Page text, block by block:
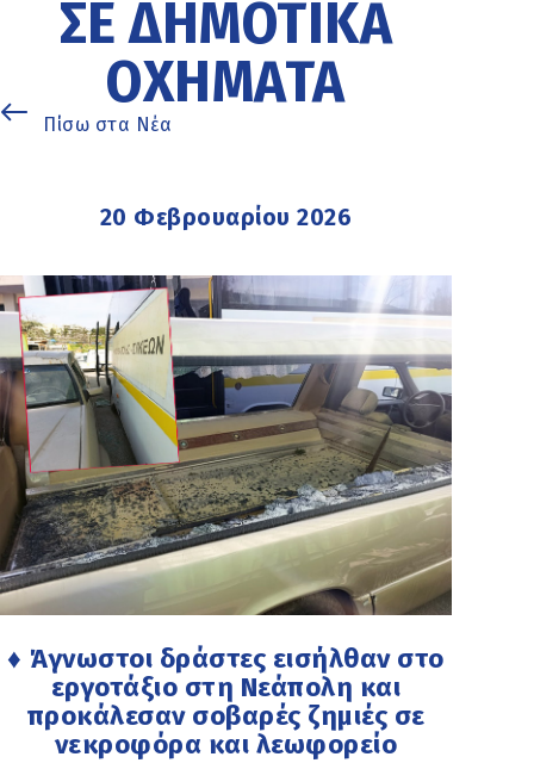
ΣΕ ΔΗΜΟΤΙΚΆ
ΟΧΉΜΑΤΑ
Πίσω στα Νέα
20 Φεβρουαρίου 2026
♦ Άγνωστοι δράστες εισήλθαν στο
εργοτάξιο στη Νεάπολη και
προκάλεσαν σοβαρές ζημιές σε
νεκροφόρα και λεωφορείο